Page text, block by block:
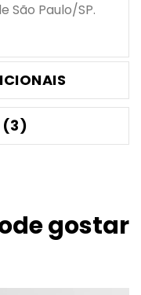
São Paulo/SP.
(3)
gostar